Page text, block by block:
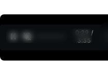
0:30 /
3:35